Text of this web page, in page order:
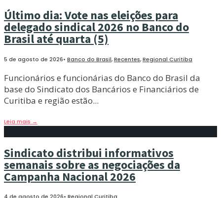
Último dia: Vote nas eleições para
delegado sindical 2026 no Banco do
Brasil até quarta (5)
5 de agosto de 2026• Banco do Brasil,Recentes,Regional Curitiba
Funcionários e funcionárias do Banco do Brasil da
base do Sindicato dos Bancários e Financiários de
Curitiba e região estão...
Leia mais →
Sindicato distribui informativos
semanais sobre as negociações da
Campanha Nacional 2026